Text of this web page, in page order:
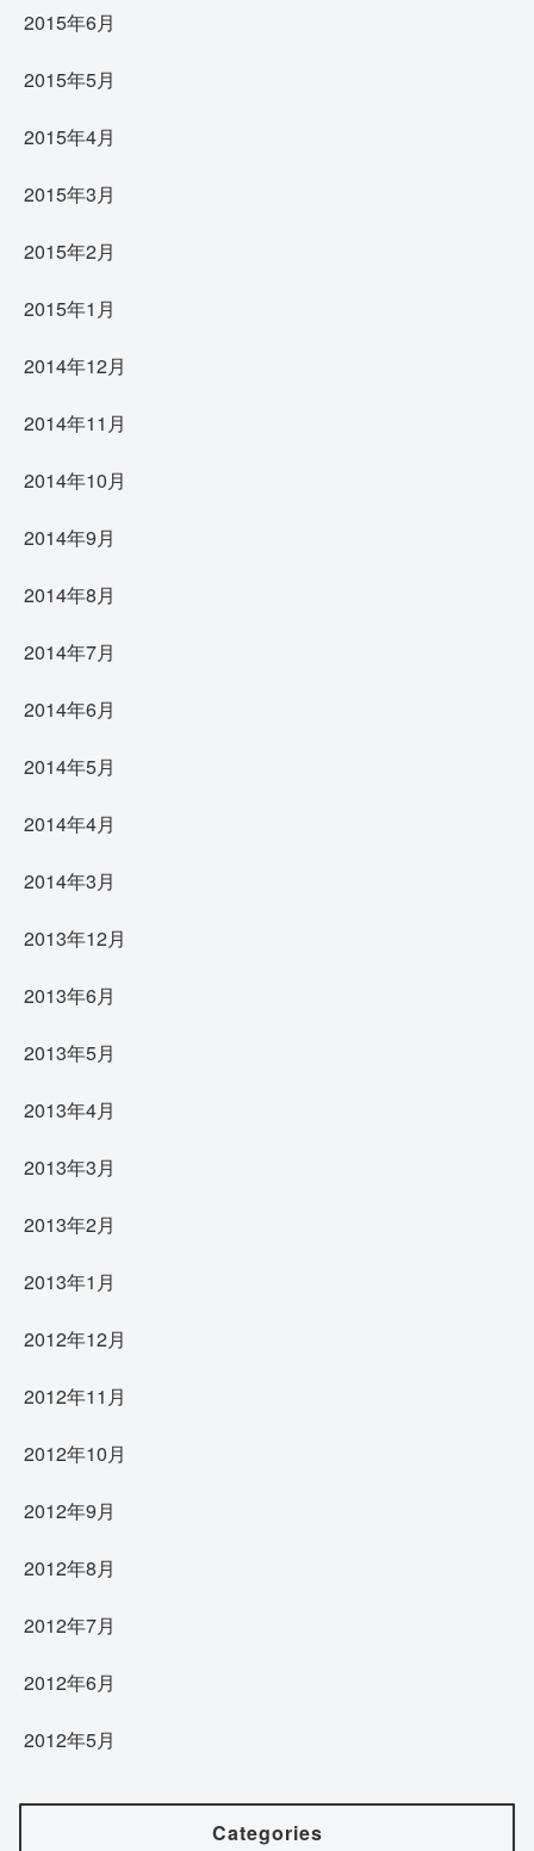
2015年6月
2015年5月
2015年4月
2015年3月
2015年2月
2015年1月
2014年12月
2014年11月
2014年10月
2014年9月
2014年8月
2014年7月
2014年6月
2014年5月
2014年4月
2014年3月
2013年12月
2013年6月
2013年5月
2013年4月
2013年3月
2013年2月
2013年1月
2012年12月
2012年11月
2012年10月
2012年9月
2012年8月
2012年7月
2012年6月
2012年5月
Categories